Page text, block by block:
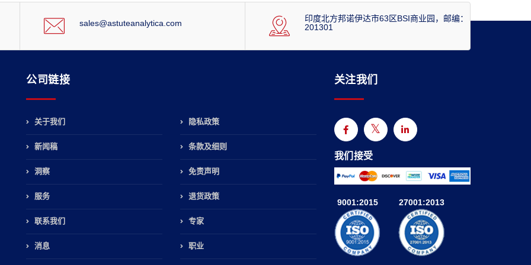
sales@astuteanalytica.com
印度北方邦诺伊达市63区BSI商业园，邮编：
201301
公司链接
关于我们
新闻稿
洞察
服务
联系我们
消息
隐私政策
条款及细则
免责声明
退货政策
专家
职业
关注我们
我们接受
9001:2015 27001:2013